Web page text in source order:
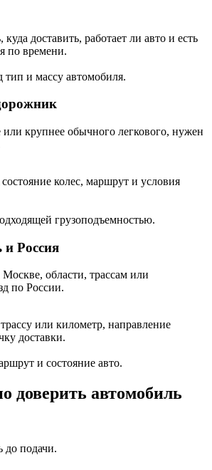
куда доставить, работает ли авто и есть
по времени.
и массу автомобиля.
крупнее обычного легкового, нужен
колес, маршрут и условия
грузоподъемностью.
и Россия
области, трассам или
по России.
или километр, направление
доставки.
и состояние авто.
доверить автомобиль
до подачи.